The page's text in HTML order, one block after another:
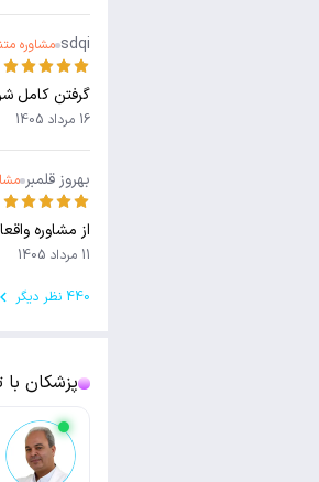
sdqi مشاوره
گرفتن کامل
16 مرداد 1405
بهروز قلمبر
از مشاوره
11 مرداد 1405
440 نظر دیگر
پزشکان